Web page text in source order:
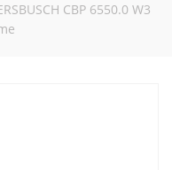
CBP 6550.0 W3